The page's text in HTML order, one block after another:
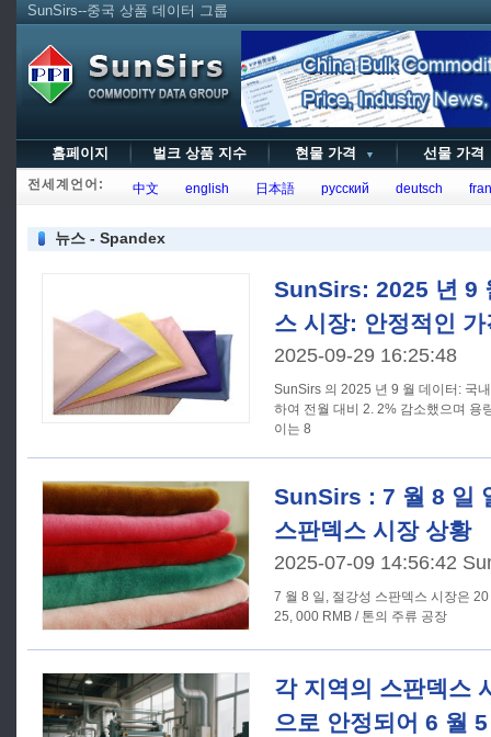
SunSirs--중국 상품 데이터 그룹
홈페이지 벌크 상품 지수 현물 가격 ▼ 선물 가
전세계언어: 中文 english 日本語 русский deutsch
뉴스 - Spandex
SunSirs: 2025 년 9
스 시장: 안정적인
2025-09-29 16:25:48
SunSirs 의 2025 년 9 월 데이터: 국
하여 전월 대비 2. 2% 감소했으며 용
이는 8
SunSirs : 7 월 8 일
스판덱스 시장 상황
2025-07-09 14:56:42
7 월 8 일, 절강성 스판덱스 시장은
25, 000 RMB / 톤의 주류 공장
각 지역의 스판덱스
으로 안정되어 6 월